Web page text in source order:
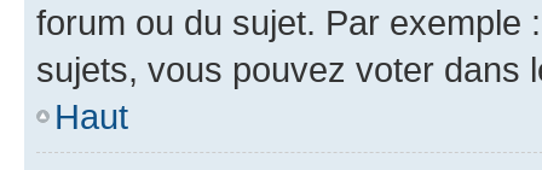
forum ou du sujet. Par exemple
sujets, vous pouvez voter dans
Haut